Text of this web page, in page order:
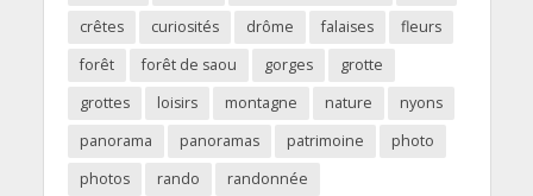
crêtes
curiosités drôme falaises
fleurs
forêt
forêt de saou gorges
grotte
grottes
loisirs montagne nature
nyons
panorama
panoramas patrimoine
photo
photos
rando
randonnée